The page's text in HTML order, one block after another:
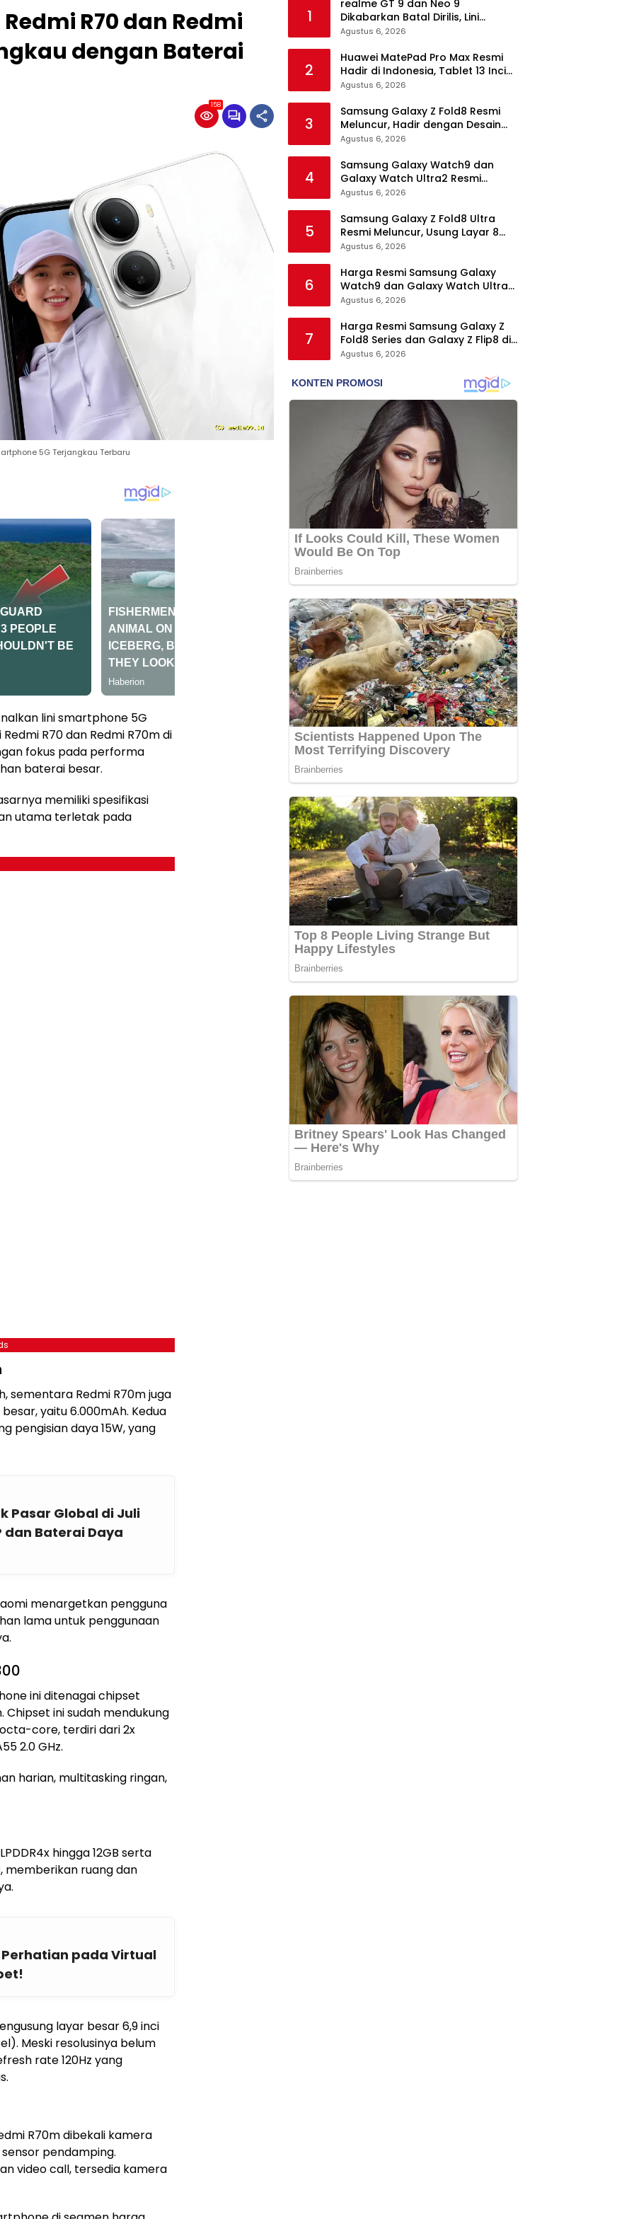
R70 dan Redmi
dengan Baterai
158
5G Terjangkau Terbaru
lini smartphone 5G
R70 dan Redmi R70m di
fokus pada performa
baterai besar.
memiliki spesifikasi
utama terletak pada
sementara Redmi R70m juga
yaitu 6.000mAh. Kedua
pengisian daya 15W, yang
Pasar Global di Juli
dan Baterai Daya
menargetkan pengguna
lama untuk penggunaan
ini ditenagai chipset
Chipset ini sudah mendukung
core, terdiri dari 2x
2.0 GHz.
harian, multitasking ringan,
hingga 12GB serta
memberikan ruang dan
pada Virtual
layar besar 6,9 inci
Meski resolusinya belum
rate 120Hz yang
R70m dibekali kamera
pendamping.
video call, tersedia kamera
1
realme GT 9 dan Neo 9
Dikabarkan Batal Dirilis, Lini
Flagship realme Terancam
Agustus 6, 2026
2
Huawei MatePad Pro Max Resmi
Hadir di Indonesia, Tablet 13 Inci
Tertipis dan Teringan
Agustus 6, 2026
3
Samsung Galaxy Z Fold8 Resmi
Meluncur, Hadir dengan Desain
Lebih Pendek dan Lebar
Agustus 6, 2026
4
Samsung Galaxy Watch9 dan
Galaxy Watch Ultra2 Resmi
Meluncur, Bawa AI, Snapdragon
Baru
Agustus 6, 2026
5
Samsung Galaxy Z Fold8 Ultra
Resmi Meluncur, Usung Layar 8
Inci, Kamera 200MP dan
Agustus 6, 2026
6
Harga Resmi Samsung Galaxy
Watch9 dan Galaxy Watch Ultra2
di Indonesia, Mulai Rp5,9 Jutaan
Agustus 6, 2026
7
Harga Resmi Samsung Galaxy Z
Fold8 Series dan Galaxy Z Flip8 di
Indonesia, Mulai Rp19 Jutaan
Agustus 6, 2026